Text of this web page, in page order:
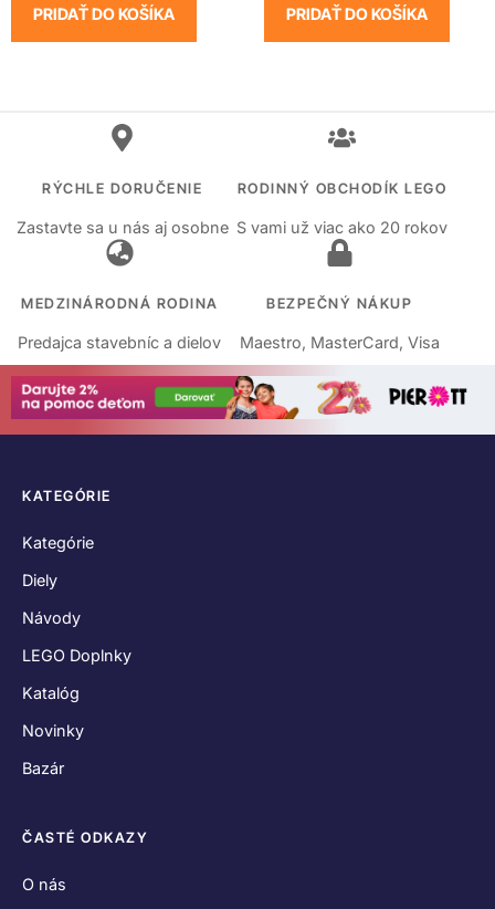
PRIDAŤ DO KOŠÍKA PRIDAŤ DO KOŠÍKA
RÝCHLE DORUČENIE
Zastavte sa u nás aj osobne
RODINNÝ OBCHODÍK LEGO
S vami už viac ako 20 rokov
MEDZINÁRODNÁ RODINA
Predajca stavebníc a dielov
BEZPEČNÝ NÁKUP
Maestro, MasterCard, Visa
KATEGÓRIE
Kategórie
Diely
Návody
LEGO Doplnky
Katalóg
Novinky
Bazár
ČASTÉ ODKAZY
O nás